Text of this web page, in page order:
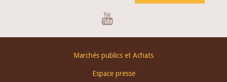
Marchés publics et Achats
Espace presse